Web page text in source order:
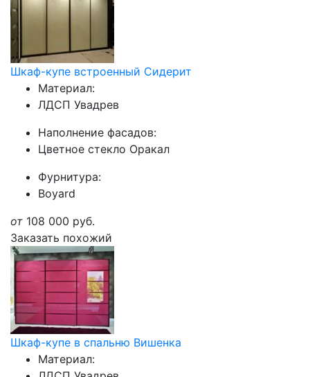
Шкаф-купе встроенный Сидерит
Материал:
ЛДСП Увадрев
Наполнение фасадов:
Цветное стекло Оракал
Фурнитура:
Boyard
от 108 000 руб.
Заказать похожий
Шкаф-купе в спальню Вишенка
Материал: